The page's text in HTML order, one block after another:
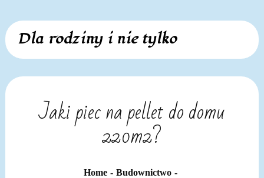
Skip
content
Dla rodziny i nie tylko
Jaki piec na pellet do domu
220m2?
Home
Budownictwo